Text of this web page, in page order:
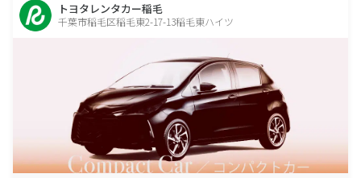
トヨタレンタカー稲毛
千葉市稲毛区稲毛東2-17-13稲毛東ハイツ